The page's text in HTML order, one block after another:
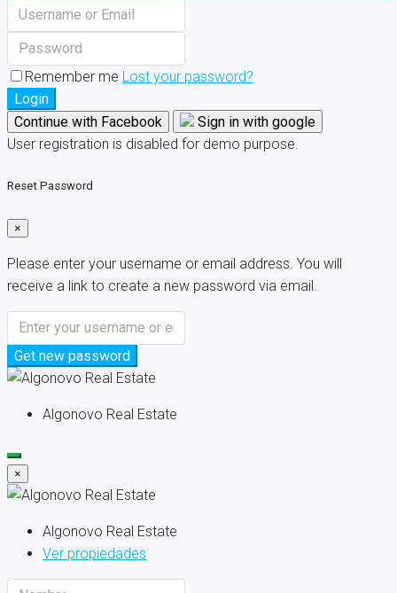
Remember me Lost your password?
Login
Continue with Facebook
Sign in with google
User registration is disabled for demo purpose.
Reset Password
×
Please enter your username or email address. You will
receive a link to create a new password via email.
Get new password
Algonovo Real Estate
×
Algonovo Real Estate
Ver propiedades